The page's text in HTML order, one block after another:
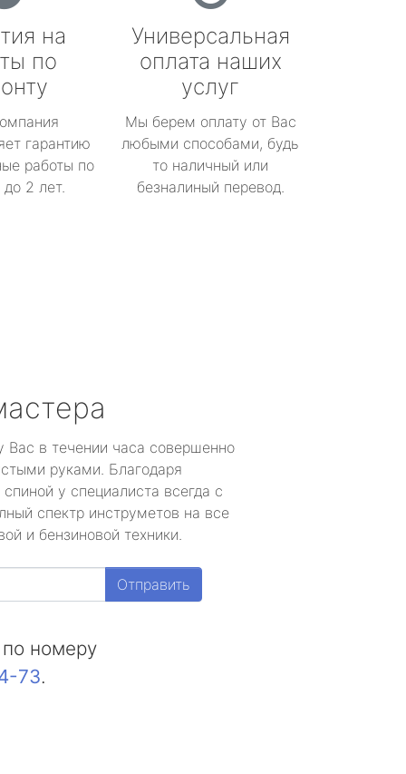
на
по
гарантию
работы по
2 лет.
Универсальная
оплата наших
услуг
Мы берем оплату от Вас
любыми способами, будь
то наличный или
безналиный перевод.
Вас в течении часа совершенно
руками. Благодаря
у специалиста всегда с
спектр инструметов на все
и бензиновой техники.
Отправить
номеру
73.